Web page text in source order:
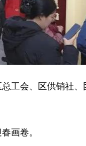
工会、区供销社
画卷。